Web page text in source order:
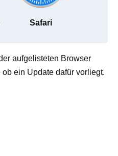
Safari
aufgelisteten Browser
ein Update dafür vorliegt.